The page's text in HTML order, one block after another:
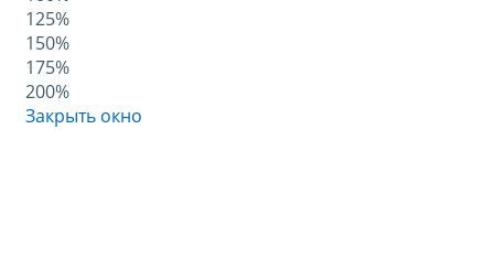
125%
150%
175%
200%
Закрыть окно